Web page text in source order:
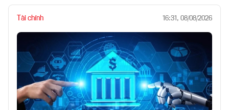
Tài chính 16:31, 08/08/2026